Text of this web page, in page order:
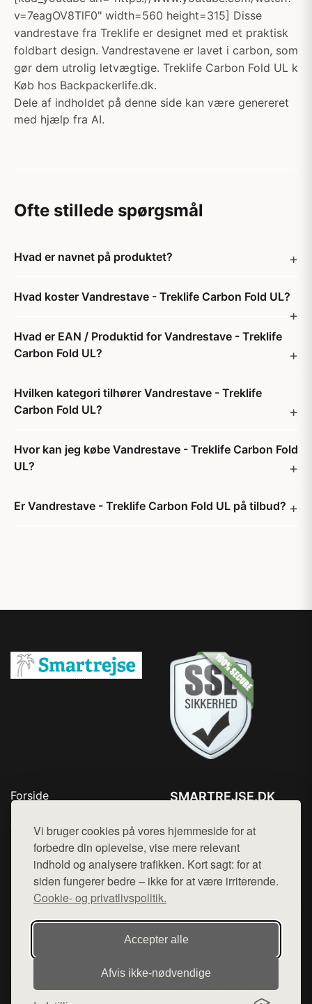
Vi bruger cookies på vores hjemmeside for at
forbedre din oplevelse, vise mere relevant
indhold og analysere trafikken. Kort sagt: for at
siden fungerer bedre – ikke for at være irriterende.
Cookie- og privatlivspolitik.
Accepter alle
Afvis ikke‑nødvendige
v=7eagOV8TlF0" width=560 height=315] Disse
vandrestave fra Treklife er designet med et praktisk
foldbart design. Vandrestavene er lavet i carbon, som
gør dem utrolig letvægtige. Treklife Carbon Fold UL k
Køb hos Backpackerlife.dk.
Dele af indholdet på denne side kan være genereret
med hjælp fra AI.
Ofte stillede spørgsmål
Hvad er navnet på produktet?
Hvad koster Vandrestave - Treklife Carbon Fold UL?
Hvad er EAN / Produktid for Vandrestave - Treklife
Carbon Fold UL?
Hvilken kategori tilhører Vandrestave - Treklife
Carbon Fold UL?
Hvor kan jeg købe Vandrestave - Treklife Carbon Fold
UL?
Er Vandrestave - Treklife Carbon Fold UL på tilbud?
Forside
Top Rabatter
Kontakt
SMARTREJSE.DK
Mail: hej@want.dk
Cookie- og privatlivspolitik
Denne side er en del af want.dk, der udgiver en række
hjemmesider med præsentation af forskellige produkter fra
diverse webshops. Der sælges ikke varer fra denne side - vi
henviser til de shops, som sælger varen. Vi har heller ikke
varerne på lager.